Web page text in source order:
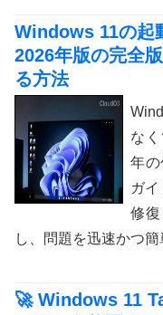
Windows 11の起
2026年版の完全
る方法
な
年
ガ
修
し、問題を迅速かつ
🚀 Windows 11